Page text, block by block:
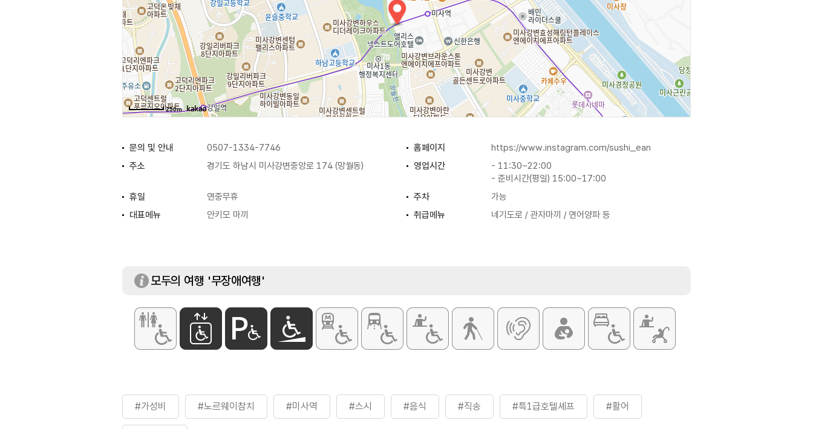
250m
문의 및 안내 0507-1334-7746 홈페이지
https://www.instagram.com/sushi_ean
주소
경기도 하남시 미사강변중앙로 174 (망월동) 영업시간
- 11:30~22:00
- 준비시간(평일) 15:00~17:00
휴일
연중무휴 주차
가능
대표메뉴
안키모 마끼 취급메뉴 네기도로 / 관자마끼 / 연어양파 등
모두의 여행 '무장애여행'
#가성비 #노르웨이참치 #미사역 #스시 #음식 #직송 #특1급호텔셰프 #활어